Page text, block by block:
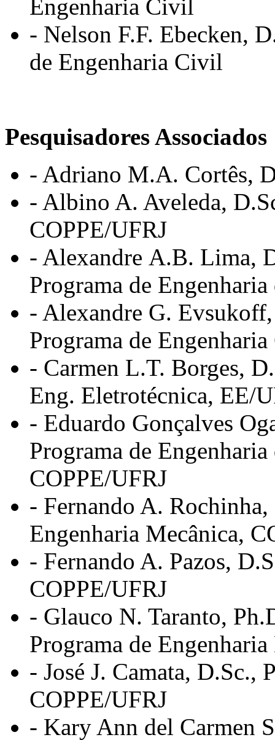
Engenharia Civil
- Nelson F.F. Ebecken,
de Engenharia Civil
Pesquisadores Associados
- Adriano M.A. Cortês,
- Albino A. Aveleda,
COPPE/UFRJ
- Alexandre A.B. Lima,
Programa de
- Alexandre G.
Programa de
- Carmen L.T. Borges,
Eng. Eletrotécnica, EE/
- Eduardo Gonçalves
Programa de
COPPE/UFRJ
- Fernando A.
Engenharia Mecânica,
- Fernando A. Pazos,
COPPE/UFRJ
- Glauco N. Taranto,
Programa de
- José J. Camata, D.Sc.,
COPPE/UFRJ
- Kary Ann del Carmen